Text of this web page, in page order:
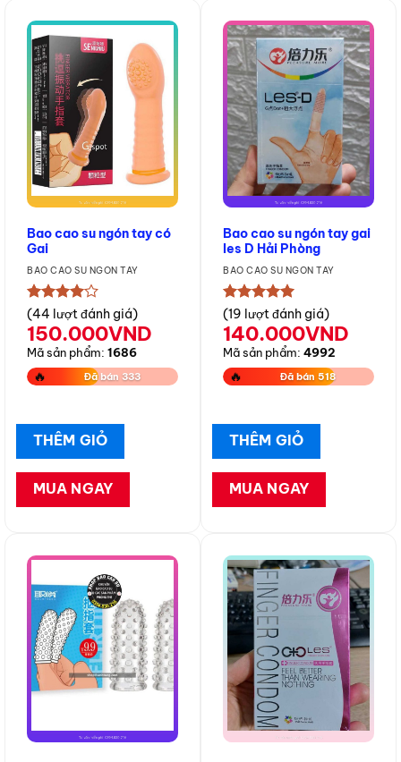
Bao cao su ngón tay có
Gai
BAO CAO SU NGÓN TAY
★★★★★
(44 lượt đánh giá)
150.000VND
Mã sản phẩm: 1686
🔥 Đã bán 333
THÊM GIỎ
MUA NGAY
Bao cao su ngón tay gai
les D Hải Phòng
BAO CAO SU NGÓN TAY
★★★★★
(19 lượt đánh giá)
140.000VND
Mã sản phẩm: 4992
🔥 Đã bán 518
THÊM GIỎ
MUA NGAY